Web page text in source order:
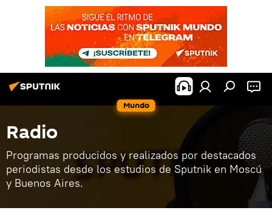
Mundo
Radio
Programas producidos y realizados por destacados
periodistas desde los estudios de Sputnik en Moscú
y Buenos Aires.